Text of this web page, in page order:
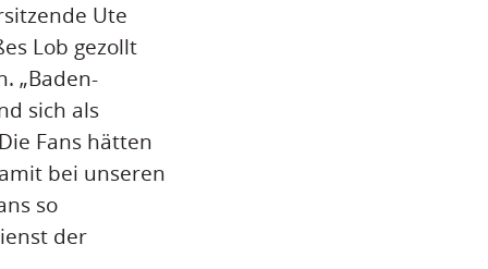
Ute
Lob gezollt
„Baden-
sich als
Fans hätten
bei unseren
so
der